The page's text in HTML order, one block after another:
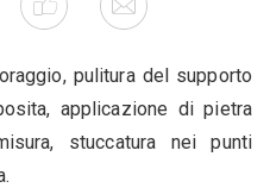
pulitura del supporto
applicazione di pietra
stuccatura nei punti